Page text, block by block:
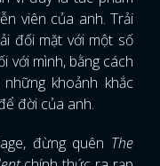
viên của anh. Trải
đối mặt với một số
với mình, bằng cách
khoảnh khắc
đời của anh.
đừng quên The